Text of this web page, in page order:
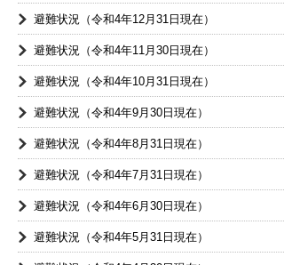
避難状況（令和4年12月31日現在）
避難状況（令和4年11月30日現在）
避難状況（令和4年10月31日現在）
避難状況（令和4年9月30日現在）
避難状況（令和4年8月31日現在）
避難状況（令和4年7月31日現在）
避難状況（令和4年6月30日現在）
避難状況（令和4年5月31日現在）